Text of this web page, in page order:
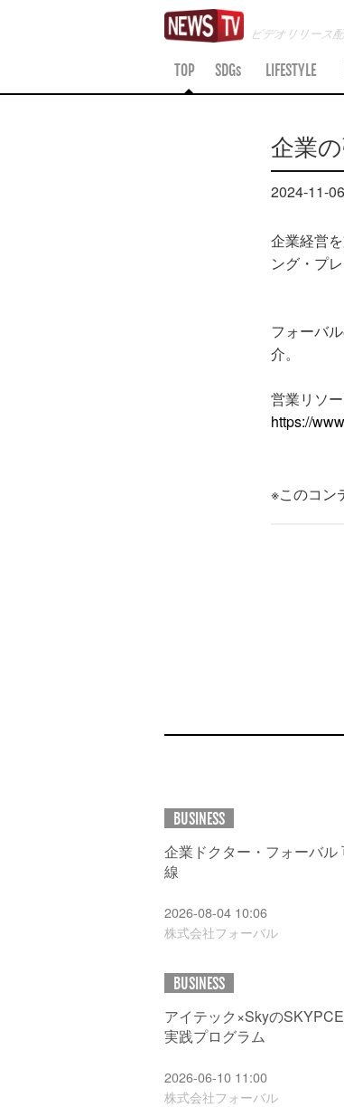
ビデオリリース
TOP SDGs LIFESTYLE
企業
2024-11-
企業経営
ング・プ
フォーバ
介。
営業リソ
https://
※このコン
BUSINESS
企業ドクター・フォーバ
線
2026-08-04 10:06
株式会社フォーバル
BUSINESS
アイテック×Skyの
実践プログラム
2026-06-10 11:00
株式会社フォーバル